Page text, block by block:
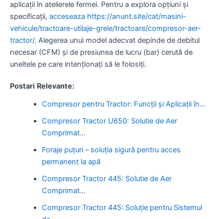
aplicații în atelierele fermei. Pentru a explora opțiuni și
specificații, acceseaza https://anunt.site/cat/masini-
vehicule/tractoare-utilaje-grele/tractoare/compresor-aer-
tractor/. Alegerea unui model adecvat depinde de debitul
necesar (CFM) și de presiunea de lucru (bar) cerută de
uneltele pe care intenționați să le folosiți.
Postari Relevante:
Compresor pentru Tractor: Funcții și Aplicații în…
Compresor Tractor U650: Solutie de Aer
Comprimat…
Foraje puțuri – soluția sigură pentru acces
permanent la apă
Compresor Tractor 445: Solutie de Aer
Comprimat…
Compresor Tractor 445: Soluție pentru Sistemul